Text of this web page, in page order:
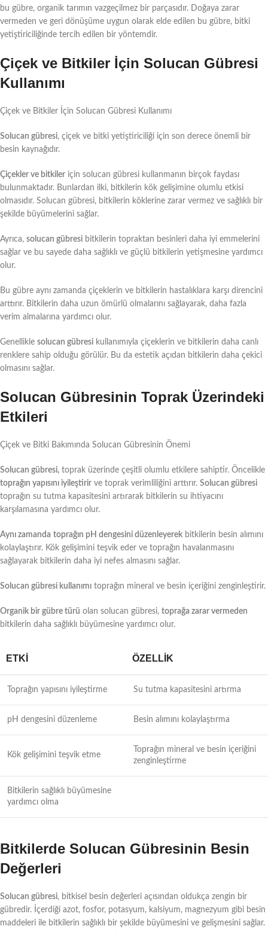
bu gübre, organik tarımın vazgeçilmez bir parçasıdır. Doğaya zarar
vermeden ve geri dönüşüme uygun olarak elde edilen bu gübre, bitki
yetiştiriciliğinde tercih edilen bir yöntemdir.
Çiçek ve Bitkiler İçin Solucan Gübresi
Kullanımı
Çiçek ve Bitkiler İçin Solucan Gübresi Kullanımı
Solucan gübresi, çiçek ve bitki yetiştiriciliği için son derece önemli bir
besin kaynağıdır.
Çiçekler ve bitkiler için solucan gübresi kullanmanın birçok faydası
bulunmaktadır. Bunlardan ilki, bitkilerin kök gelişimine olumlu etkisi
olmasıdır. Solucan gübresi, bitkilerin köklerine zarar vermez ve sağlıklı bir
şekilde büyümelerini sağlar.
Ayrıca, solucan gübresi bitkilerin topraktan besinleri daha iyi emmelerini
sağlar ve bu sayede daha sağlıklı ve güçlü bitkilerin yetişmesine yardımcı
olur.
Bu gübre aynı zamanda çiçeklerin ve bitkilerin hastalıklara karşı direncini
arttırır. Bitkilerin daha uzun ömürlü olmalarını sağlayarak, daha fazla
verim almalarına yardımcı olur.
Genellikle solucan gübresi kullanımıyla çiçeklerin ve bitkilerin daha canlı
renklere sahip olduğu görülür. Bu da estetik açıdan bitkilerin daha çekici
olmasını sağlar.
Solucan Gübresinin Toprak Üzerindeki
Etkileri
Çiçek ve Bitki Bakımında Solucan Gübresinin Önemi
Solucan gübresi, toprak üzerinde çeşitli olumlu etkilere sahiptir. Öncelikle
toprağın yapısını iyileştirir ve toprak verimliliğini arttırır. Solucan gübresi
toprağın su tutma kapasitesini artırarak bitkilerin su ihtiyacını
karşılamasına yardımcı olur.
Aynı zamanda toprağın pH dengesini düzenleyerek bitkilerin besin alımını
kolaylaştırır. ​Kök gelişimini teşvik eder ve toprağın havalanmasını
sağlayarak bitkilerin daha iyi nefes almasını sağlar.
Solucan gübresi kullanımı toprağın mineral ve besin içeriğini zenginleştirir.
Organik bir gübre türü olan solucan gübresi, toprağa zarar vermeden
bitkilerin daha sağlıklı büyümesine yardımcı olur.
ETKI ÖZELLIK
Toprağın yapısını iyileştirme Su tutma kapasitesini artırma
pH dengesini düzenleme Besin alımını kolaylaştırma
Kök gelişimini teşvik etme
Toprağın mineral ve besin içeriğini
zenginleştirme
Bitkilerin sağlıklı büyümesine
yardımcı olma
Bitkilerde Solucan Gübresinin Besin
Değerleri
Solucan gübresi, bitkisel besin değerleri açısından oldukça zengin bir
gübredir. İçerdiği azot, fosfor, potasyum, kalsiyum, magnezyum gibi besin
maddeleri ile bitkilerin sağlıklı bir şekilde büyümesini ve gelişmesini sağlar.